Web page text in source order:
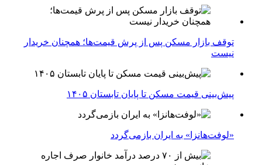
توقف بازار مسکن پس از پرش قیمت‌ها؛ همچنان خریدار
نیست
پیش‌بینی قیمت مسکن تا پایان تابستان ۱۴۰۵
«لوفت‌هانزا» به ایران بازمی‌گردد